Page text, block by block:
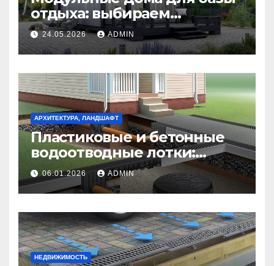
отдыха: выбираем
идеальное жилье для
гостей
24.05.2026 ADMIN
АРХИТЕКТУРА, ЛАНДШАФТ
Пластиковые и бетонные
водоотводные лотки:
выбор оптимального
решения для дренажа
06.01.2026 ADMIN
НЕДВИЖИМОСТЬ